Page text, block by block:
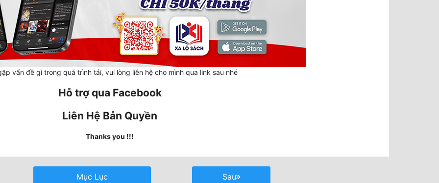
vấn đề gì trong quá trình tải, vui lòng liên hệ cho mình qua link sau nhé
Hỗ trợ qua Facebook
Liên Hệ Bản Quyền
Thanks you !!!
Mục Lục Sau